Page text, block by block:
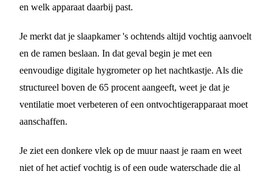
en welk apparaat daarbij past.
Je merkt dat je slaapkamer 's ochtends altijd vochtig aanvoelt
en de ramen beslaan. In dat geval begin je met een
eenvoudige digitale hygrometer op het nachtkastje. Als die
structureel boven de 65 procent aangeeft, weet je dat je
ventilatie moet verbeteren of een ontvochtigerapparaat moet
aanschaffen.
Je ziet een donkere vlek op de muur naast je raam en weet
niet of het actief vochtig is of een oude waterschade die al